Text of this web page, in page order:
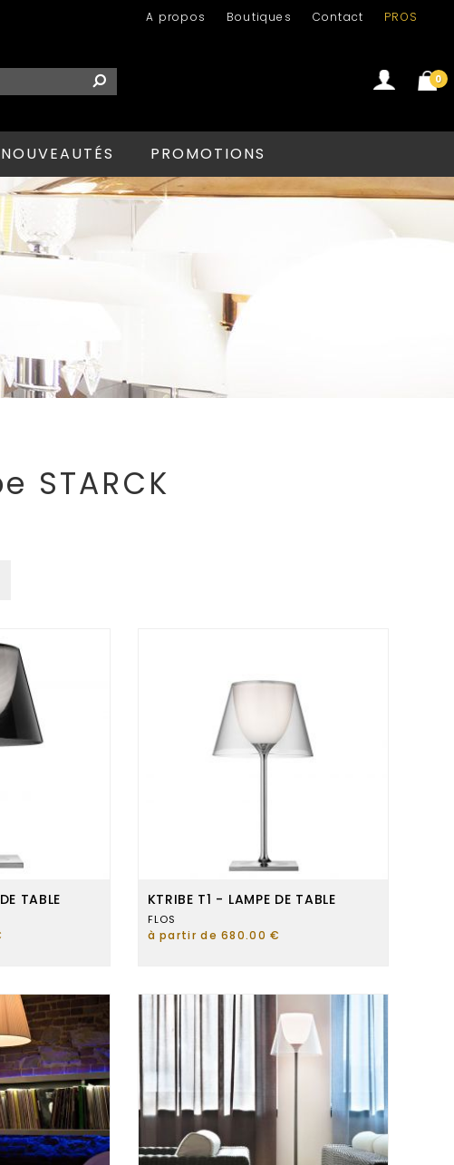
A propos Boutiques Contact PROS
0
NOUVEAUTÉS PROMOTIONS
STARCK
TABLE KTRIBE T1 - LAMPE DE TABLE
FLOS
à partir de 680.00 €